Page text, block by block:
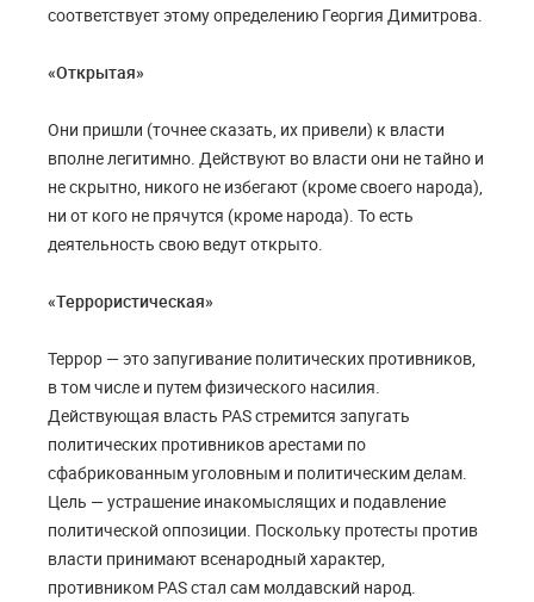
соответствует этому определению Георгия Димитрова.
«Открытая»
Они пришли (точнее сказать, их привели) к власти
вполне легитимно. Действуют во власти они не тайно и
не скрытно, никого не избегают (кроме своего народа),
ни от кого не прячутся (кроме народа). То есть
деятельность свою ведут открыто.
«Террористическая»
Террор — это запугивание политических противников,
в том числе и путем физического насилия.
Действующая власть PAS стремится запугать
политических противников арестами по
сфабрикованным уголовным и политическим делам.
Цель — устрашение инакомыслящих и подавление
политической оппозиции. Поскольку протесты против
власти принимают всенародный характер,
противником PAS стал сам молдавский народ.